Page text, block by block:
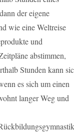
der eigene
wie eine Weltreise
und
abstimmen,
Stunden kann
es sich um einen
langer Weg und